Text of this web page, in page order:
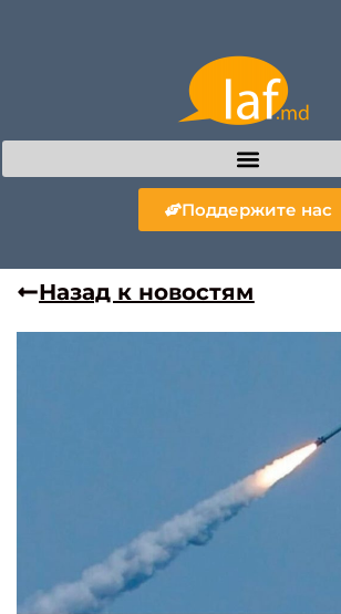
Поддержите нас
Назад к новостям